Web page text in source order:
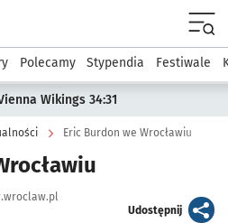
podserwis: Kultura
Polecamy Stypendia Festiwale
Wikings 34:31
Eric Burdon we Wrocławiu
Udostępnijartykuł